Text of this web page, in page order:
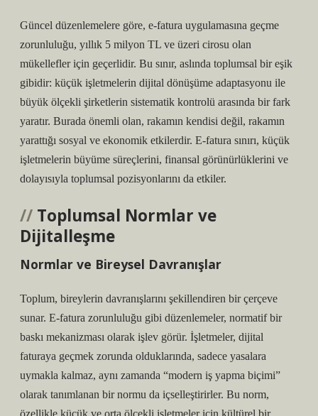
Güncel düzenlemelere göre, e-fatura uygulamasına geçme
zorunluluğu, yıllık 5 milyon TL ve üzeri cirosu olan
mükellefler için geçerlidir. Bu sınır, aslında toplumsal bir eşik
gibidir: küçük işletmelerin dijital dönüşüme adaptasyonu ile
büyük ölçekli şirketlerin sistematik kontrolü arasında bir fark
yaratır. Burada önemli olan, rakamın kendisi değil, rakamın
yarattığı sosyal ve ekonomik etkilerdir. E-fatura sınırı, küçük
işletmelerin büyüme süreçlerini, finansal görünürlüklerini ve
dolayısıyla toplumsal pozisyonlarını da etkiler.
Toplumsal Normlar ve
Dijitalleşme
Normlar ve Bireysel Davranışlar
Toplum, bireylerin davranışlarını şekillendiren bir çerçeve
sunar. E-fatura zorunluluğu gibi düzenlemeler, normatif bir
baskı mekanizması olarak işlev görür. İşletmeler, dijital
faturaya geçmek zorunda olduklarında, sadece yasalara
uymakla kalmaz, aynı zamanda “modern iş yapma biçimi”
olarak tanımlanan bir normu da içselleştirirler. Bu norm,
özellikle küçük ve orta ölçekli işletmeler için kültürel bir